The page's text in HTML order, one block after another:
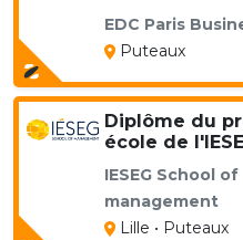
EDC Paris
Puteaux
Diplôme du
école de
IESEG School of
management
Lille • Puteaux